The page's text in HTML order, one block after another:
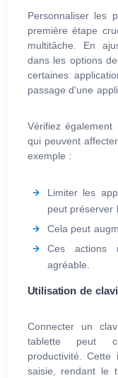
Personnaliser les
première étape
multitâche. En
dans les options
certaines
passage d'une
Vérifiez
qui peuvent
exemple :
Limiter les
peut préserver
Cela peut
Ces actions
agréable.
Utilisation de
Connecter un
tablette peut
productivité.
saisie, rendant le